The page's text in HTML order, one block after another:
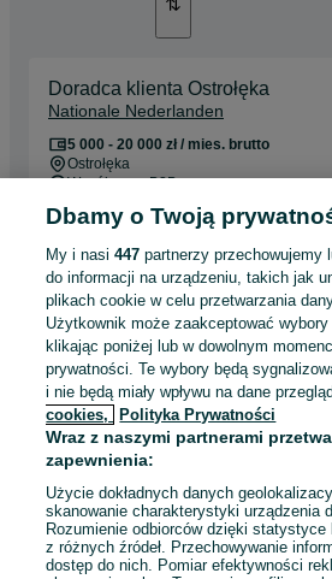
Doradca klienta Ostrołęka
Nationale Nederlanden
5 000 - 20 000 zł / mies. brutto
Ostrołęka
Współpraca B2B
Dyspozycyjność: Elastyczny czas pracy
Miejsce pracy: Praca hybrydowa
Odświeżono dnia 04 sierpnia 2026
Doradca Klienta Nationale
Podlaski
Nationale Nederlanden
6 000 - 40 000 zł / mies. brutto
Radzyń Podlaski
Współpraca B2B
Samozatrudnienie
Dbamy o Twoją
My i nasi447 partnerzy przechowujemy
do informacji na urządzeniu, takich jak
plikach cookie w celu przetwarzania
Użytkownik może zaakceptować
klikając poniżej lub w dowolnym
prywatności. Te wybory będą
i nie będą miały wpływu na dane
cookies,
Polityka Prywatności
Wraz z naszymi partnerami
zapewnienia:
Użycie dokładnych danych
skanowanie charakterystyki urządzenia
Rozumienie odbiorców dzięki
z różnych źródeł. Przechowywanie
dostęp do nich. Pomiar efektywności